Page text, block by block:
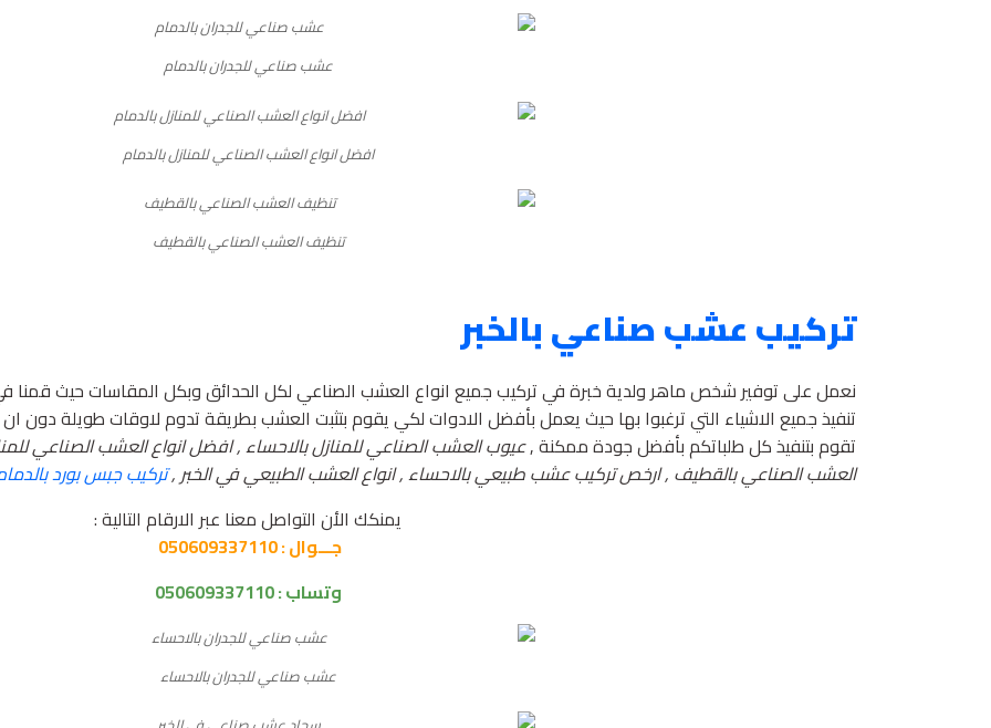
عشب صناعي للجدران بالدمام
افضل انواع العشب الصناعي للمنازل بالدمام
تنظيف العشب الصناعي بالقطيف
تركيب عشب صناعي بالخبر
نعمل على توفير شخص ماهر ولدية خبرة في تركيب جميع انواع العشب الصناعي لكل الحدائق وبكل المقاسات حيث
تنفيذ جميع الاشياء التي ترغبوا بها حيث يعمل بأفضل الادوات لكي يقوم بتثبت العشب بطريقة تدوم لاوقات طويلة دون ان
تقوم بتنفيذ كل طلباتكم بأفضل جودة ممكنة ,عيوب العشب الصناعي للمنازل بالاحساء , افضل انواع العشب الصناعي
العشب الصناعي بالقطيف , ارخص تركيب عشب طبيعي بالاحساء , انواع العشب الطبيعي في الخبر ,تركيب جبس بورد
يمنكك الأن التواصل معنا عبر الارقام التالية :
جـــوال : 050609337110
وتساب :050609337110
عشب صناعي للجدران بالاحساء